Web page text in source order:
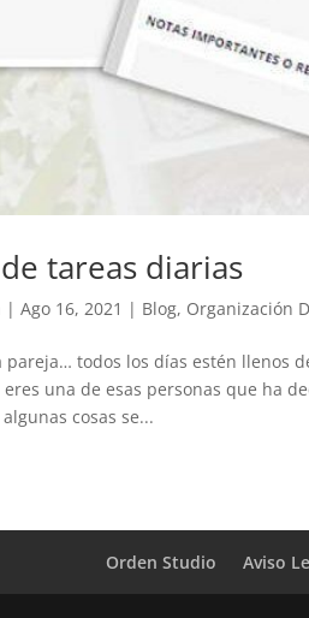
tareas diarias
|Ago 16, 2021 | Blog, Organización
pareja… todos los días estén llenos
una de esas personas que ha
cosas se...
Orden Studio Aviso